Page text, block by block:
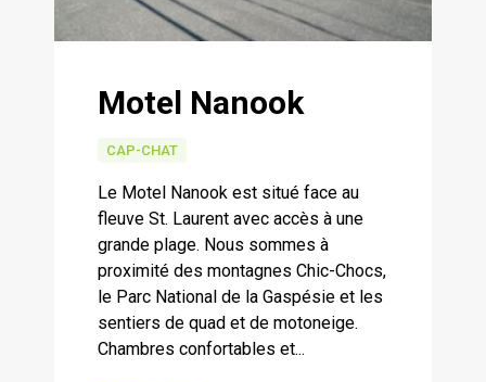
Motel Nanook
CAP-CHAT
Le Motel Nanook est situé face au
fleuve St. Laurent avec accès à une
grande plage. Nous sommes à
proximité des montagnes Chic-Chocs,
le Parc National de la Gaspésie et les
sentiers de quad et de motoneige.
Chambres confortables et...